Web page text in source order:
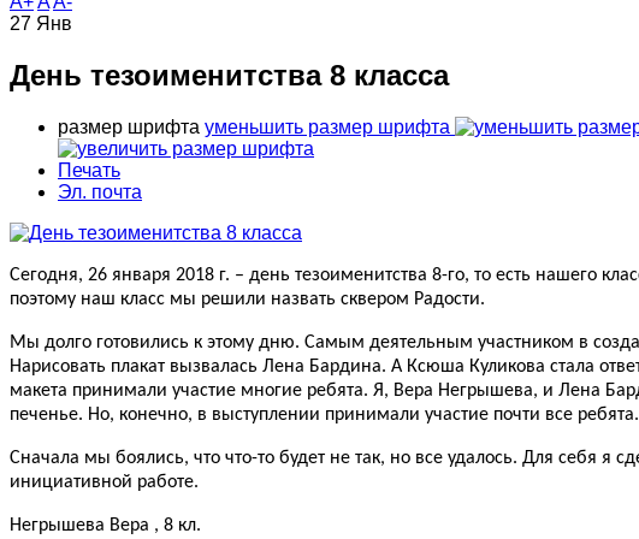
27 Янв
День тезоименитства 8 класса
размер шрифта уменьшить размер шрифта
Печать
Эл. почта
Сегодня, 26 января 2018 г. – день тезоименитства 8-го, то есть нашего
поэтому наш класс мы решили назвать сквером Радости.
Мы долго готовились к этому дню. Самым деятельным участником в
Нарисовать плакат вызвалась Лена Бардина. А Ксюша Куликова стала
макета принимали участие многие ребята. Я, Вера Негрышева, и Лена
печенье. Но, конечно, в выступлении принимали участие почти все ребята.
Сначала мы боялись, что что-то будет не так, но все удалось. Для себя я
инициативной работе.
Негрышева Вера , 8 кл.